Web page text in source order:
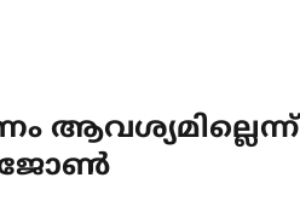
ആവശ്യമില്ലെന്ന്
ജോൺ